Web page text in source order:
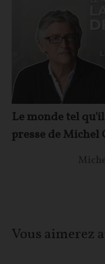
Le monde tel
presse de Michel
Vous aimerez